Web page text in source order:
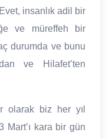
insanlık adil bir
ve müreffeh bir
durumda ve bunu
ve Hilafet’ten
olarak biz her yıl
Mart’ı kara bir gün